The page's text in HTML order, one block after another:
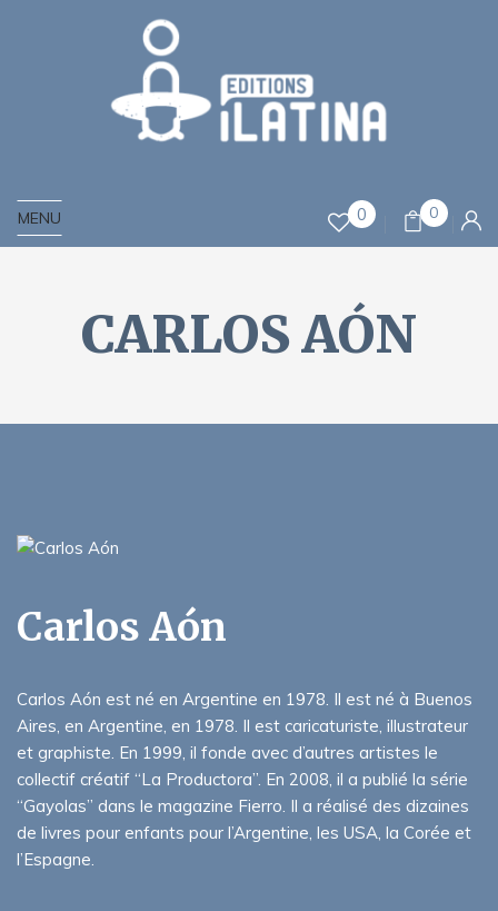
MENU 0 0
CARLOS AÓN
Carlos Aón
Carlos Aón est né en Argentine en 1978. Il est né à Buenos
Aires, en Argentine, en 1978. Il est caricaturiste, illustrateur
et graphiste. En 1999, il fonde avec d’autres artistes le
collectif créatif “La Productora”. En 2008, il a publié la série
“Gayolas” dans le magazine Fierro. Il a réalisé des dizaines
de livres pour enfants pour l’Argentine, les USA, la Corée et
l’Espagne.